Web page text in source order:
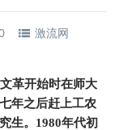
激流网
革开始时在师大
年之后赶上工农
生。 1980年代初